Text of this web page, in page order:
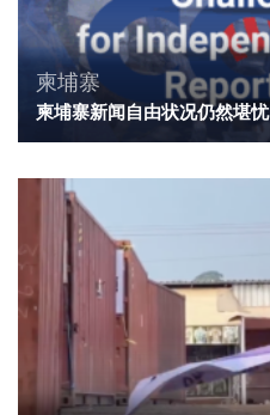
柬埔寨
柬埔寨新闻自由状况仍然堪忧